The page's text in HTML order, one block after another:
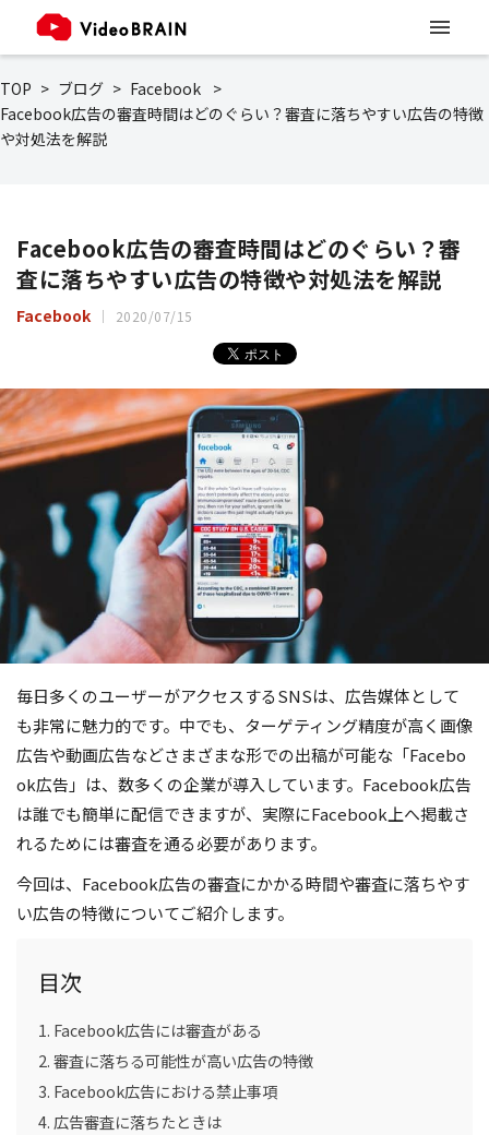
TOP ブログ
Facebook
Facebook広告の審査時間はどのぐらい？審査に落ちやすい広告の特徴
や対処法を解説
Facebook広告の審査時間はどのぐらい？審
査に落ちやすい広告の特徴や対処法を解説
Facebook 2020/07/15
毎日多くのユーザーがアクセスするSNSは、広告媒体として
も非常に魅力的です。中でも、ターゲティング精度が高く画像
広告や動画広告などさまざまな形での出稿が可能な「Facebo
ok広告」は、数多くの企業が導入しています。Facebook広告
は誰でも簡単に配信できますが、実際にFacebook上へ掲載さ
れるためには審査を通る必要があります。
今回は、Facebook広告の審査にかかる時間や審査に落ちやす
い広告の特徴についてご紹介します。
目次
Facebook広告には審査がある
審査に落ちる可能性が高い広告の特徴
Facebook広告における禁止事項
広告審査に落ちたときは